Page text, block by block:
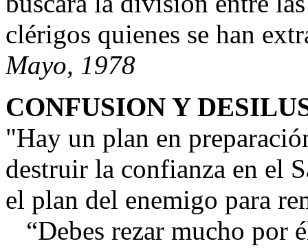
clérigos quienes se han
Mayo, 1978
CONFUSION Y
"Hay un plan en
destruir la confianza en el
el plan del enemigo para
“Debes rezar mucho por